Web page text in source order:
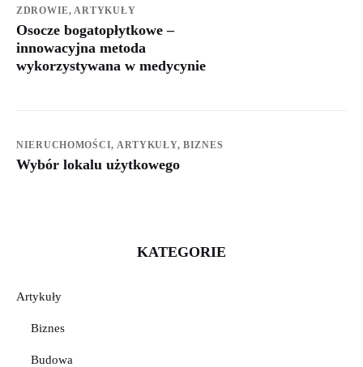
ZDROWIE,ARTYKUŁY
Osocze bogatopłytkowe –
innowacyjna metoda
wykorzystywana w medycynie
NIERUCHOMOŚCI, ARTYKUŁY,BIZNES
Wybór lokalu użytkowego
KATEGORIE
Artykuły
Biznes
Budowa